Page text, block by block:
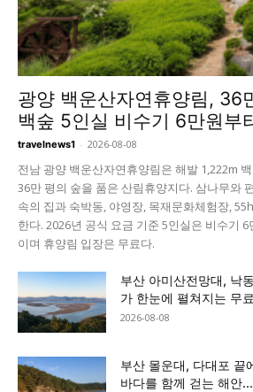
광양 백운산자연휴양림, 36
백숲 5인실 비수기 6만원부
travelnews1 - 2026-08-08
전남 광양 백운산자연휴양림은 해발 1,222m
36만 평의 숲을 품은 산림휴양지다. 삼나무와
속의 집과 숙박동, 야영장, 목재문화체험장,
한다. 2026년 공식 요금 기준 5인실은 비수기 6
이며 휴양림 입장은 무료다.
부산 아미산전망대, 낙
가 한눈에 펼쳐지는 무
2026-08-08
부산 몰운대, 다대포 끝
바다를 함께 걷는 해안...